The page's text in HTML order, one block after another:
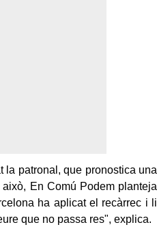
la patronal, que pronostica una
En Comú Podem planteja
ha aplicat el recàrrec i li
que no passa res", explica.